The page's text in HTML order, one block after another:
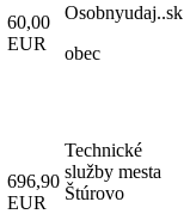
60,00
EUR
Osobnyudaj..sk
obec
696,90
EUR
Technické
služby mesta
Štúrovo